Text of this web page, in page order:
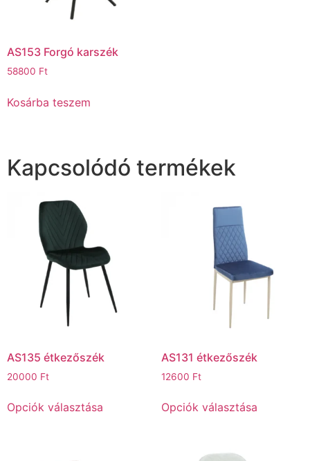
AS153 Forgó karszék
58800 Ft
Kosárba teszem
Kapcsolódó termékek
AS135 étkezőszék
20000 Ft
Opciók választása
AS131 étkezőszék
12600 Ft
Opciók választása